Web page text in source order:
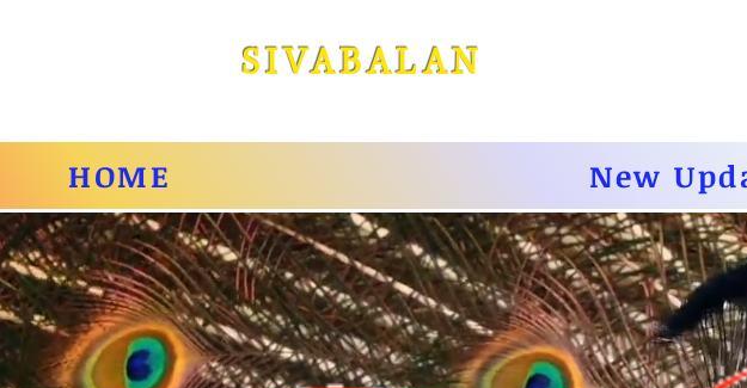
SIVABALAN
HOME New